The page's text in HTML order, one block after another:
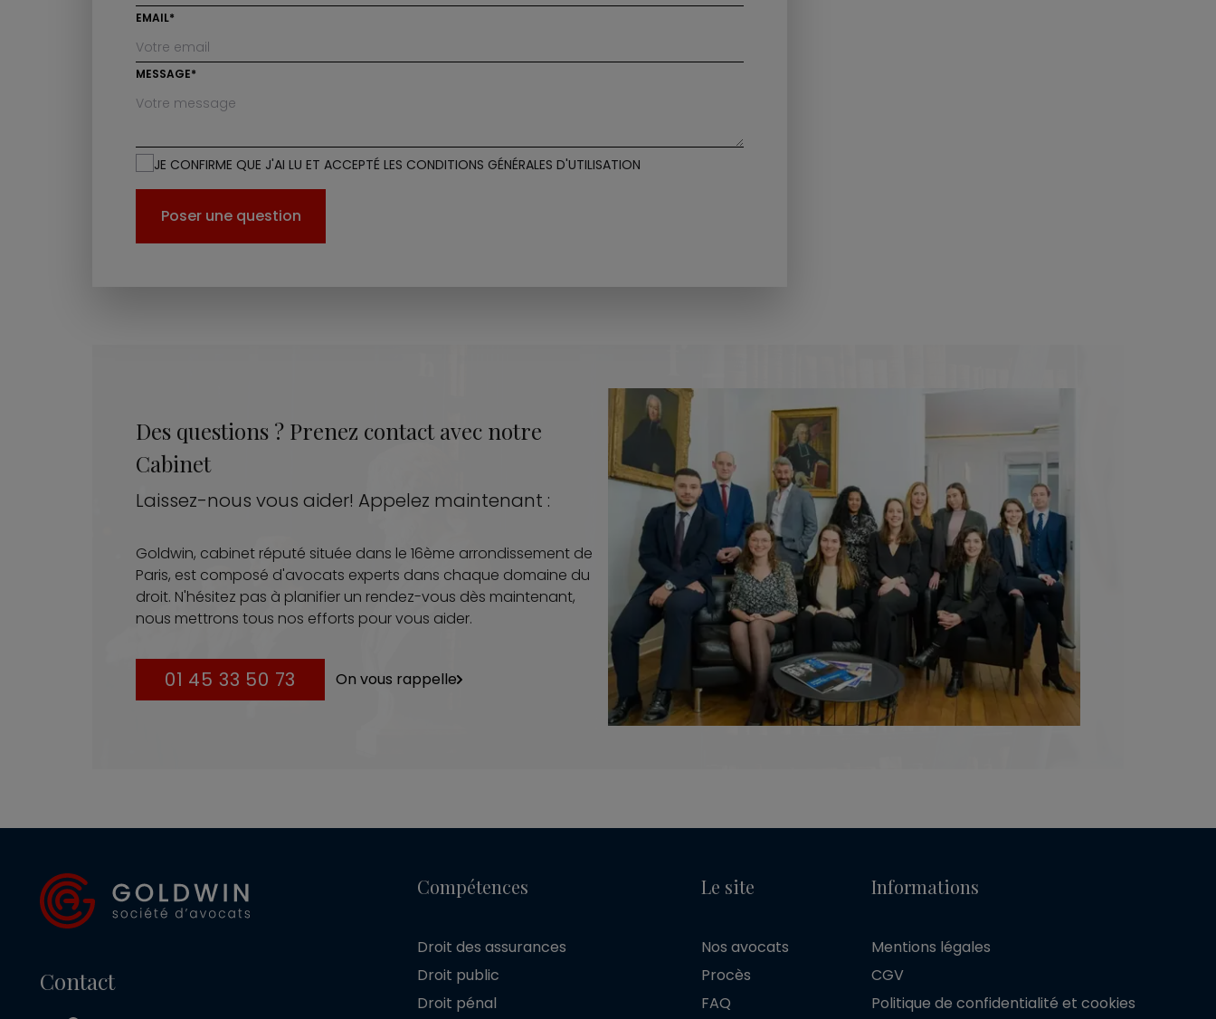
EMAIL*
MESSAGE*
JE CONFIRME QUE J'AI LU ET ACCEPTÉ LES CONDITIONS GÉNÉRALES D'UTILISATION
Poser une question
Des questions ? Prenez contact avec notre
Cabinet
Laissez-nous vous aider! Appelez maintenant :
Goldwin, cabinet réputé située dans le 16ème arrondissement de
Paris, est composé d'avocats experts dans chaque domaine du
droit. N'hésitez pas à planifier un rendez-vous dès maintenant,
nous mettrons tous nos efforts pour vous aider.
01 45 33 50 73 On vous rappelle
Contact
Compétences
Droit des assurances
Droit public
Droit pénal
Le site
Nos avocats
Procès
FAQ
Informations
Mentions légales
CGV
Politique de confidentialité et cookies